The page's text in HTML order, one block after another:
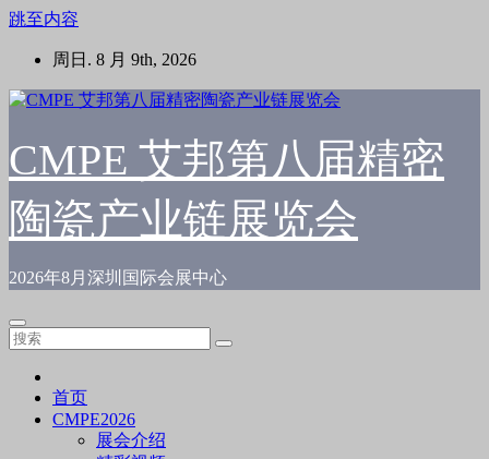
跳至内容
周日. 8 月 9th, 2026
CMPE 艾邦第八届精密
陶瓷产业链展览会
2026年8月深圳国际会展中心
首页
CMPE2026
展会介绍